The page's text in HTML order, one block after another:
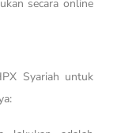
secara online
Syariah untuk